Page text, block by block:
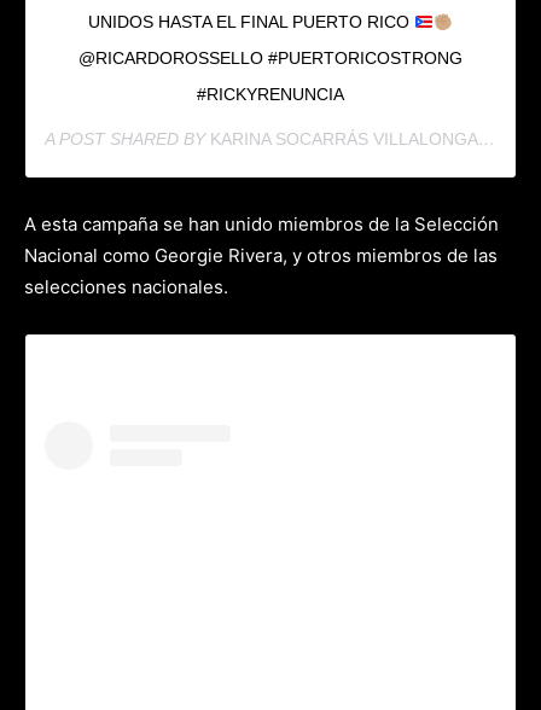
UNIDOS HASTA EL FINAL PUERTO RICO
@RICARDOROSSELLO #PUERTORICOSTRONG
#RICKYRENUNCIA
A POST SHARED BY KARINA SOCARRÁS VILLALONGA
A esta campaña se han unido miembros de la Selección
Nacional como Georgie Rivera, y otros miembros de las
selecciones nacionales.